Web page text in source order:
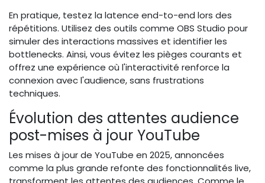
En pratique, testez la latence end-to-end lors des
répétitions. Utilisez des outils comme OBS Studio pour
simuler des interactions massives et identifier les
bottlenecks. Ainsi, vous évitez les pièges courants et
offrez une expérience où l'interactivité renforce la
connexion avec l'audience, sans frustrations
techniques.
Évolution des attentes audience
post-mises à jour YouTube
Les mises à jour de YouTube en 2025, annoncées
comme la plus grande refonte des fonctionnalités live,